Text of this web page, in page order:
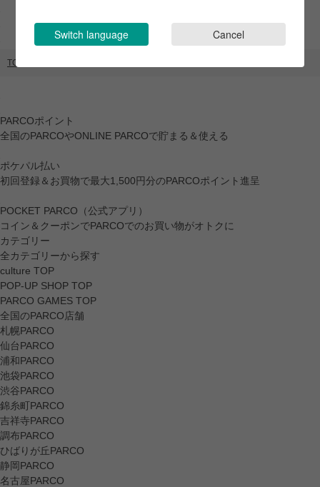
TOP
PARCOポイント
全国のPARCOやONLINE PARCOで貯まる＆使える
ポケパル払い
初回登録＆お買物で最大1,500円分のPARCOポイント進呈
POCKET PARCO（公式アプリ）
コイン＆クーポンでPARCOでのお買い物がオトクに
カテゴリー
全カテゴリーから探す
culture TOP
POP-UP SHOP TOP
PARCO GAMES TOP
全国のPARCO店舗
札幌PARCO
仙台PARCO
浦和PARCO
池袋PARCO
渋谷PARCO
錦糸町PARCO
吉祥寺PARCO
調布PARCO
ひばりが丘PARCO
静岡PARCO
名古屋PARCO
Switch language Cancel